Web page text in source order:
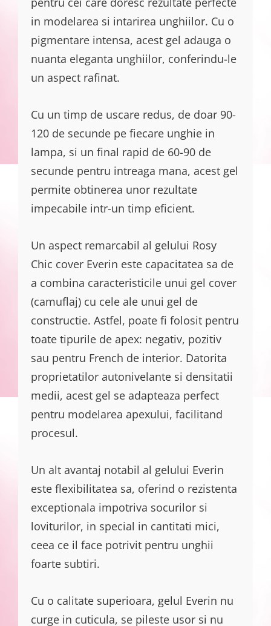
in modelarea si intarirea unghiilor. Cu o
pigmentare intensa, acest gel adauga o
nuanta eleganta unghiilor, conferindu-le
un aspect rafinat.
Cu un timp de uscare redus, de doar 90-
120 de secunde pe fiecare unghie in
lampa, si un final rapid de 60-90 de
secunde pentru intreaga mana, acest gel
permite obtinerea unor rezultate
impecabile intr-un timp eficient.
Un aspect remarcabil al gelului Rosy
Chic cover Everin este capacitatea sa de
a combina caracteristicile unui gel cover
(camuflaj) cu cele ale unui gel de
constructie. Astfel, poate fi folosit pentru
toate tipurile de apex: negativ, pozitiv
sau pentru French de interior. Datorita
proprietatilor autonivelante si densitatii
medii, acest gel se adapteaza perfect
pentru modelarea apexului, facilitand
procesul.
Un alt avantaj notabil al gelului Everin
este flexibilitatea sa, oferind o rezistenta
exceptionala impotriva socurilor si
loviturilor, in special in cantitati mici,
ceea ce il face potrivit pentru unghii
foarte subtiri.
Cu o calitate superioara, gelul Everin nu
curge in cuticula, se pileste usor si nu